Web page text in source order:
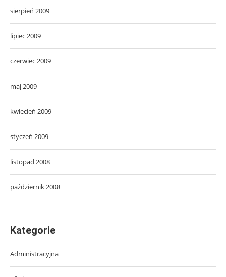
sierpień 2009
lipiec 2009
czerwiec 2009
maj 2009
kwiecień 2009
styczeń 2009
listopad 2008
październik 2008
Kategorie
Administracyjna